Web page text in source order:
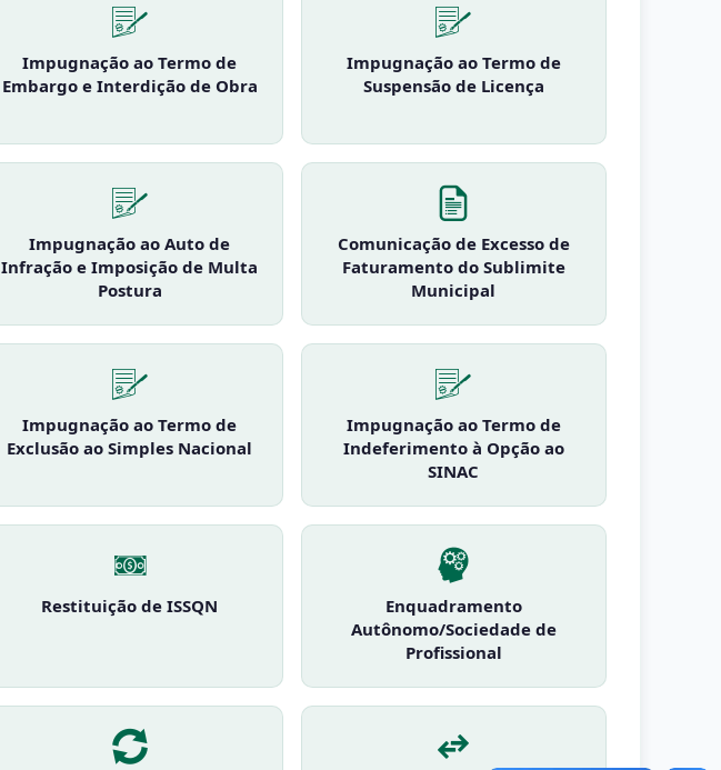
Impugnação ao Termo de
Embargo e Interdição de Obra
Impugnação ao Termo de
Suspensão de Licença
Impugnação ao Auto de
Infração e Imposição de Multa
Postura
Comunicação de Excesso de
Faturamento do Sublimite
Municipal
Impugnação ao Termo de
Exclusão ao Simples Nacional
Impugnação ao Termo de
Indeferimento à Opção ao
SINAC
Restituição de ISSQN
Enquadramento
Autônomo/Sociedade de
Profissional